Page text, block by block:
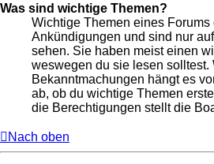
Was sind wichtige Themen?
Wichtige Themen eines
Ankündigungen und sind nur
sehen. Sie haben meist einen
weswegen du sie lesen solltest.
Bekanntmachungen hängt es
ab, ob du wichtige Themen
die Berechtigungen stellt die
Nach oben